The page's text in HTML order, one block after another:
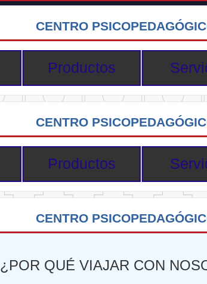
CENTRO
Productos
CENTRO
Productos
CENTRO
¿POR QUÉ VIAJAR CON